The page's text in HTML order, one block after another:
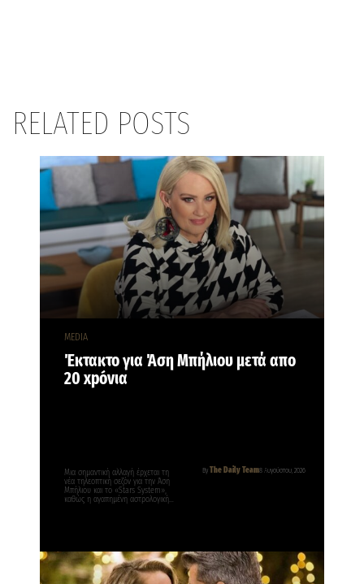
RELATED POSTS
MEDIA
Έκτακτο για Άση Μπήλιου μετά απο
20 xpóvια
By The Daily Team8 Αυγούστου, 2026
Μια σημαντική αλλαγή έρχεται τη
νέα τηλεοπτική σεζόν για την Άση
Μπήλιου και το «Stars System»,
καθώς η αγαπημένη αστρολογική…